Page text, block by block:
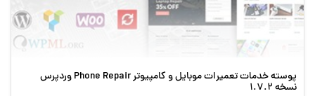
پوسته خدمات تعمیرات موبایل و کامپیوتر Phone Repair وردپرس
نسخه 1.7.2